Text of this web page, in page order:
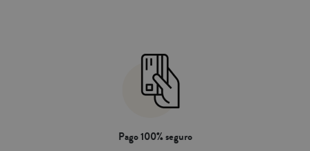
Pago 100% seguro